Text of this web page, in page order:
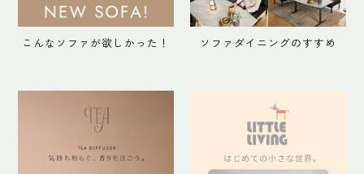
こんなソファが欲しかった！ ソファダイニングのすすめ